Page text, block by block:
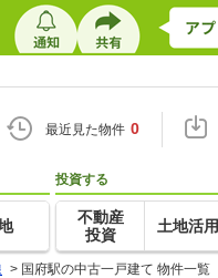
最近見た物件 0
投資する
不動産
投資
土地活用
> 国府駅の中古一戸建て 物件一覧